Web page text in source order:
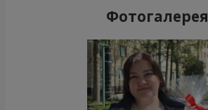
Фотогалерея